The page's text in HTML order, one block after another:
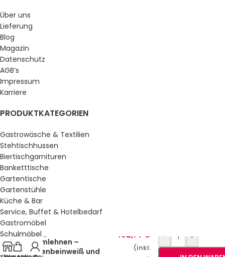
Über uns
Lieferung
Blog
Magazin
Datenschutz
AGB’s
Impressum
Karriere
PRODUKTKATEGORIEN
Gastrowäsche & Textilien
Stehtischhussen
Biertischgarnituren
Banketttische
Gartentische
Gartenstühle
Küche & Bar
Service, Buffet & Hotelbedarf
Gastromöbel
Schulmöbel
Sale %
Liege Mare mit
Armlehnen –
Elfenbeinweiß und
452,14 €
(inkl.
- +